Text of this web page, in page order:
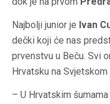
Najbolji junior je Ivan
dečki koji će nas
prvenstvu u Beču. Svi
Hrvatsku na
– U Hrvatskim